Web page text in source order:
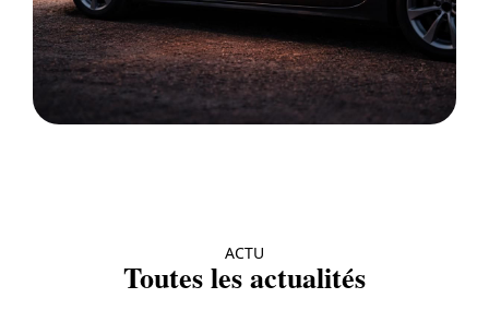
ACTU
Toutes les actualités